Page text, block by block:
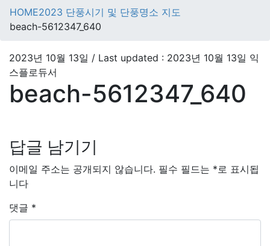
HOME2023 단풍시기 및 단풍명소 지도
beach-5612347_640
2023년 10월 13일 / Last updated : 2023년 10월 13일 익
스플로듀서
beach-5612347_640
답글 남기기
이메일 주소는 공개되지 않습니다. 필수 필드는 *로 표시됩
니다
댓글 *